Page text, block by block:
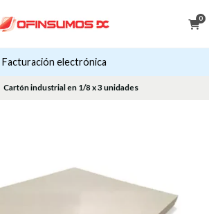
0
Facturación electrónica
Cartón industrial en 1/8 x 3 unidades